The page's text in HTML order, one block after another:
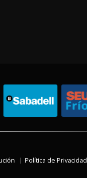
Política de Privacidad